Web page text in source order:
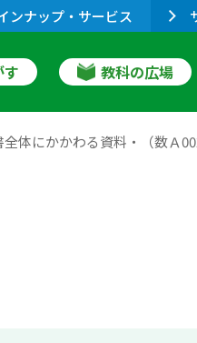
ンナップ・サービス
す 教科の広場
全体にかかわる資料・（数Ａ